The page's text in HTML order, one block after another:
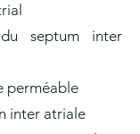
septum inter
perméable
inter atriale